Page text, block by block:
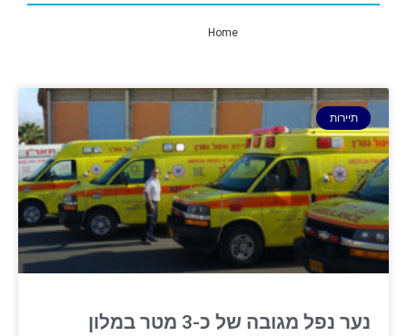
Home
תיירות
נער נפל מגובה של כ-3 מטר במלון